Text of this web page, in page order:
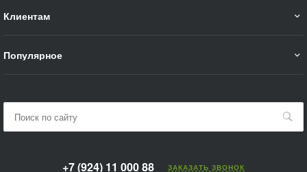
Клиентам
Популярное
+7 (924) 11 000 88 ЗАКАЗАТЬ ЗВОНОК